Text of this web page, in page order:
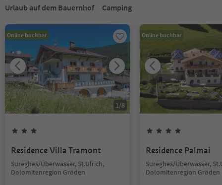
Urlaub auf dem Bauernhof
Camping
Online buchbar
1/8
Residence Villa Tramont
Sureghes/Überwasser, St.Ulrich,
Dolomitenregion Gröden
Online buchbar
Residence Palmai
Sureghes/Überwasser,
Dolomitenregion Gröden